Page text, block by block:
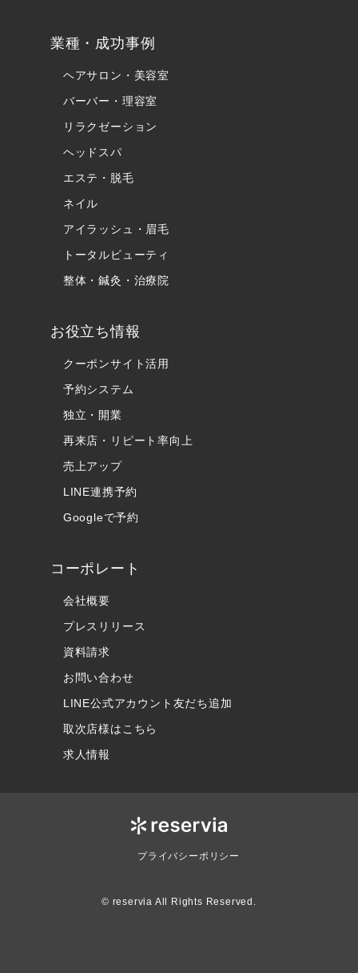
業種・成功事例
ヘアサロン・美容室
バーバー・理容室
リラクゼーション
ヘッドスパ
エステ・脱毛
ネイル
アイラッシュ・眉毛
トータルビューティ
整体・鍼灸・治療院
お役立ち情報
クーポンサイト活用
予約システム
独立・開業
再来店・リピート率向上
売上アップ
LINE連携予約
Googleで予約
コーポレート
会社概要
プレスリリース
資料請求
お問い合わせ
LINE公式アカウント友だち追加
取次店様はこちら
求人情報
プライバシーポリシー
© reservia All Rights Reserved.